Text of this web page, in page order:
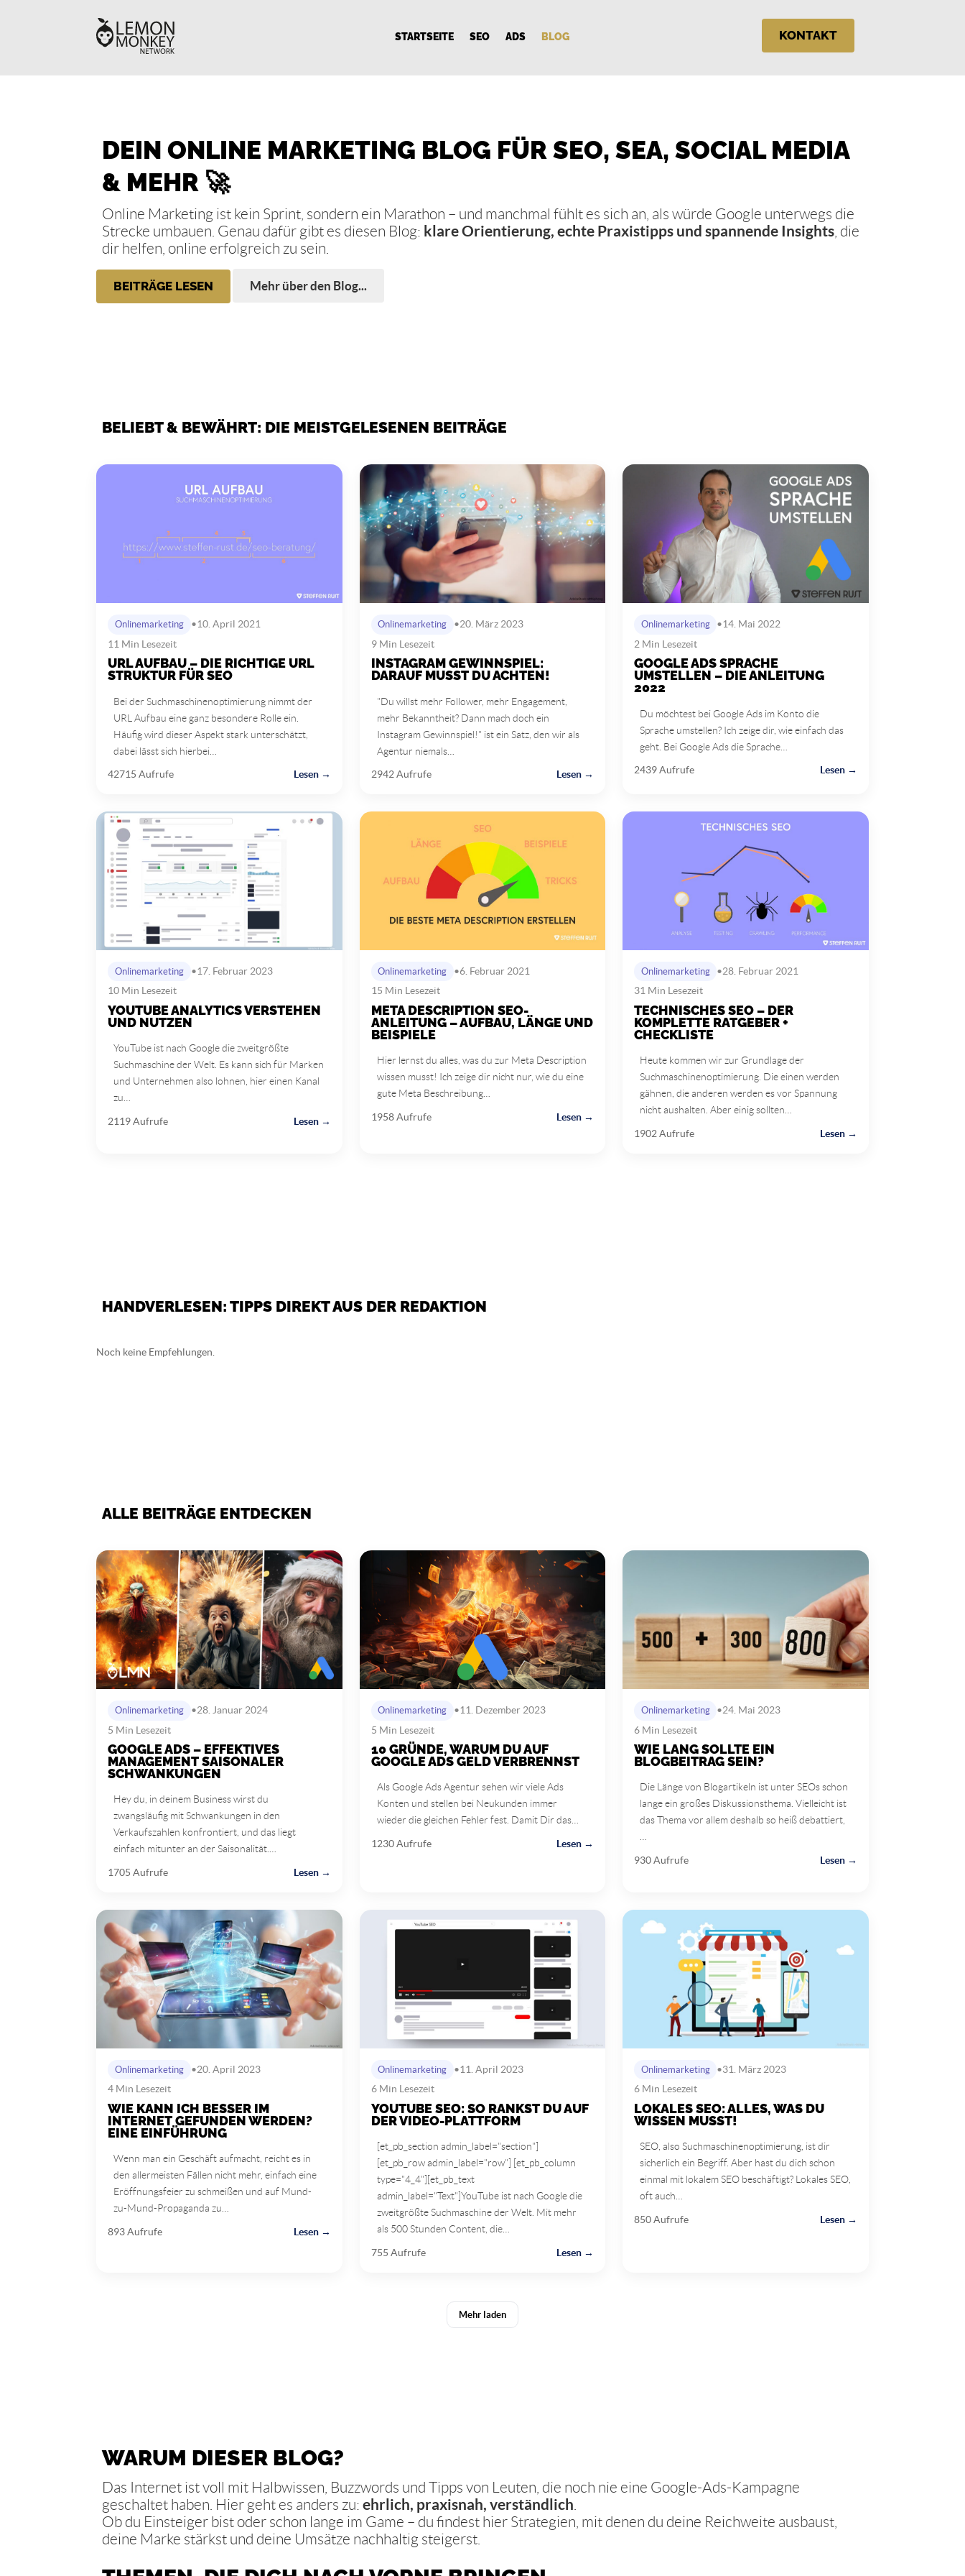
STARTSEITE SEO ADS BLOG KONTAKT
DEIN ONLINE MARKETING BLOG FÜR SEO, SEA, SOCIAL MEDIA
& MEHR 🚀
Online Marketing ist kein Sprint, sondern ein Marathon – und manchmal fühlt es sich an, als würde Google unterwegs die
Strecke umbauen. Genau dafür gibt es diesen Blog: klare Orientierung, echte Praxistipps und spannende Insights , die
dir helfen, online erfolgreich zu sein.
BEITRÄGE LESEN Mehr über den Blog...
BELIEBT & BEWÄHRT: DIE MEISTGELESENEN BEITRÄGE
Onlinemarketing •10. April 2021
11 Min Lesezeit
URL AUFBAU – DIE RICHTIGE URL
STRUKTUR FÜR SEO
Bei der Suchmaschinenoptimierung nimmt der
URL Aufbau eine ganz besondere Rolle ein.
Häufig wird dieser Aspekt stark unterschätzt,
dabei lässt sich hierbei…
42715 Aufrufe Lesen →
Onlinemarketing •20. März 2023
9 Min Lesezeit
INSTAGRAM GEWINNSPIEL:
DARAUF MUSST DU ACHTEN!
"Du willst mehr Follower, mehr Engagement,
mehr Bekanntheit? Dann mach doch ein
Instagram Gewinnspiel!" ist ein Satz, den wir als
Agentur niemals…
2942 Aufrufe Lesen →
Onlinemarketing •14. Mai 2022
2 Min Lesezeit
GOOGLE ADS SPRACHE
UMSTELLEN – DIE ANLEITUNG
2022
Du möchtest bei Google Ads im Konto die
Sprache umstellen? Ich zeige dir, wie einfach das
geht. Bei Google Ads die Sprache…
2439 Aufrufe Lesen →
Onlinemarketing •17. Februar 2023
10 Min Lesezeit
YOUTUBE ANALYTICS VERSTEHEN
UND NUTZEN
YouTube ist nach Google die zweitgrößte
Suchmaschine der Welt. Es kann sich für Marken
und Unternehmen also lohnen, hier einen Kanal
zu…
2119 Aufrufe Lesen →
Onlinemarketing •6. Februar 2021
15 Min Lesezeit
META DESCRIPTION SEO-
ANLEITUNG – AUFBAU, LÄNGE UND
BEISPIELE
Hier lernst du alles, was du zur Meta Description
wissen musst! Ich zeige dir nicht nur, wie du eine
gute Meta Beschreibung…
1958 Aufrufe Lesen →
Onlinemarketing •28. Februar 2021
31 Min Lesezeit
TECHNISCHES SEO – DER
KOMPLETTE RATGEBER +
CHECKLISTE
Heute kommen wir zur Grundlage der
Suchmaschinenoptimierung. Die einen werden
gähnen, die anderen werden es vor Spannung
nicht aushalten. Aber einig sollten…
1902 Aufrufe Lesen →
HANDVERLESEN: TIPPS DIREKT AUS DER REDAKTION
Noch keine Empfehlungen.
ALLE BEITRÄGE ENTDECKEN
Onlinemarketing •28. Januar 2024
5 Min Lesezeit
GOOGLE ADS – EFFEKTIVES
MANAGEMENT SAISONALER
SCHWANKUNGEN
Hey du, in deinem Business wirst du
zwangsläufig mit Schwankungen in den
Verkaufszahlen konfrontiert, und das liegt
einfach mitunter an der Saisonalität.…
1705 Aufrufe Lesen →
Onlinemarketing •11. Dezember 2023
5 Min Lesezeit
10 GRÜNDE, WARUM DU AUF
GOOGLE ADS GELD VERBRENNST
Als Google Ads Agentur sehen wir viele Ads
Konten und stellen bei Neukunden immer
wieder die gleichen Fehler fest. Damit Dir das…
1230 Aufrufe Lesen →
Onlinemarketing •24. Mai 2023
6 Min Lesezeit
WIE LANG SOLLTE EIN
BLOGBEITRAG SEIN?
Die Länge von Blogartikeln ist unter SEOs schon
lange ein großes Diskussionsthema. Vielleicht ist
das Thema vor allem deshalb so heiß debattiert,
…
930 Aufrufe Lesen →
Onlinemarketing •20. April 2023
4 Min Lesezeit
WIE KANN ICH BESSER IM
INTERNET GEFUNDEN WERDEN?
EINE EINFÜHRUNG
Wenn man ein Geschäft aufmacht, reicht es in
den allermeisten Fällen nicht mehr, einfach eine
Eröffnungsfeier zu schmeißen und auf Mund-
zu-Mund-Propaganda zu…
893 Aufrufe Lesen →
Onlinemarketing •11. April 2023
6 Min Lesezeit
YOUTUBE SEO: SO RANKST DU AUF
DER VIDEO-PLATTFORM
[et_pb_section admin_label="section"]
[et_pb_row admin_label="row"] [et_pb_column
type="4_4"][et_pb_text
admin_label="Text"]YouTube ist nach Google die
zweitgrößte Suchmaschine der Welt. Mit mehr
als 500 Stunden Content, die…
755 Aufrufe Lesen →
Onlinemarketing •31. März 2023
6 Min Lesezeit
LOKALES SEO: ALLES, WAS DU
WISSEN MUSST!
SEO, also Suchmaschinenoptimierung, ist dir
sicherlich ein Begriff. Aber hast du dich schon
einmal mit lokalem SEO beschäftigt? Lokales SEO,
oft auch…
850 Aufrufe Lesen →
Mehr laden
WARUM DIESER BLOG?
Das Internet ist voll mit Halbwissen, Buzzwords und Tipps von Leuten, die noch nie eine Google-Ads-Kampagne
geschaltet haben. Hier geht es anders zu:ehrlich, praxisnah, verständlich
Ob du Einsteiger bist oder schon lange im Game – du findest hier Strategien, mit denen du deine Reichweite ausbaust,
deine Marke stärkst und deine Umsätze nachhaltig steigerst.